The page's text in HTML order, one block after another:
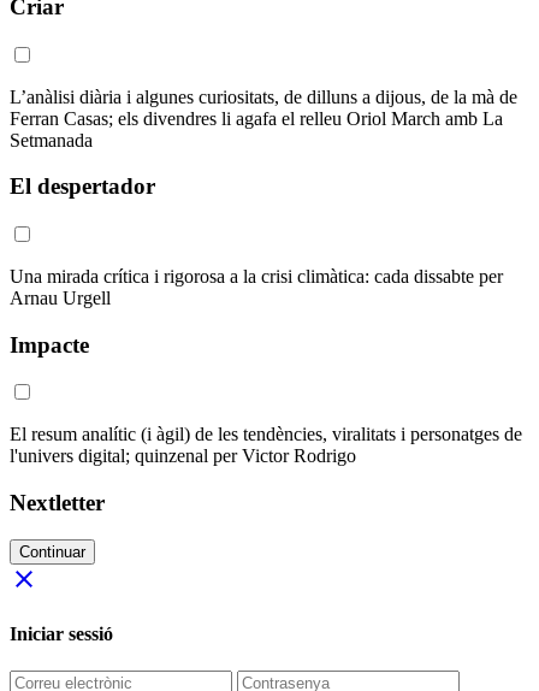
Criar
L’anàlisi diària i algunes curiositats, de dilluns a dijous, de la mà de
Ferran Casas; els divendres li agafa el relleu Oriol March amb La
Setmanada
El despertador
Una mirada crítica i rigorosa a la crisi climàtica: cada dissabte per
Arnau Urgell
Impacte
El resum analític (i àgil) de les tendències, viralitats i personatges de
l'univers digital; quinzenal per Victor Rodrigo
Nextletter
Continuar
close
Iniciar sessió